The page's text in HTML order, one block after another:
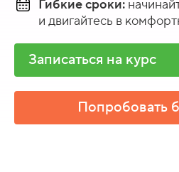
Гибкие сроки:
и двигайтесь в
Записаться на курс
Попробовать